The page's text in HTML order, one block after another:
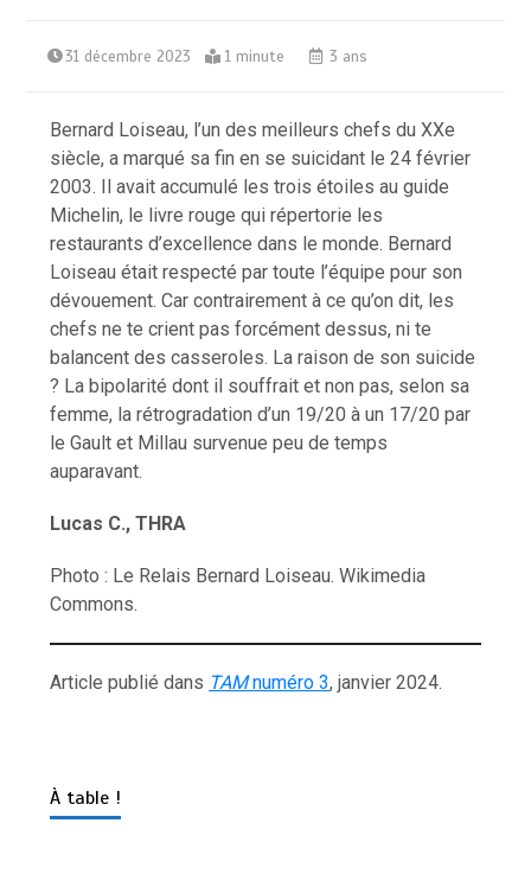
31 décembre 2023 1 minute 3 ans
Bernard Loiseau, l’un des meilleurs chefs du XXe
siècle, a marqué sa fin en se suicidant le 24 février
2003. Il avait accumulé les trois étoiles au guide
Michelin, le livre rouge qui répertorie les
restaurants d’excellence dans le monde. Bernard
Loiseau était respecté par toute l’équipe pour son
dévouement. Car contrairement à ce qu’on dit, les
chefs ne te crient pas forcément dessus, ni te
balancent des casseroles. La raison de son suicide
? La bipolarité dont il souffrait et non pas, selon sa
femme, la rétrogradation d’un 19/20 à un 17/20 par
le Gault et Millau survenue peu de temps
auparavant.
Lucas C., THRA
Photo : Le Relais Bernard Loiseau. Wikimedia
Commons.
Article publié dans TAMnuméro 3, janvier 2024.
À table !